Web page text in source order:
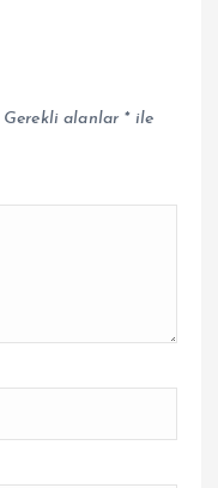
Gerekli alanlar *ile